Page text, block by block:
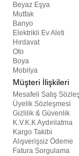
Beyaz Eşya
Mutfak
Banyo
Elektrikli Ev Aleti
Hırdavat
Oto
Boya
Mobilya
Müşteri İlişkileri
Mesafeli Satış
Üyelik Sözleşmesi
Gizlilik & Güvenlik
K.V.K.K Aydınlatma
Kargo Takibi
Alışverişsiz Ödeme
Fatura Sorgulama